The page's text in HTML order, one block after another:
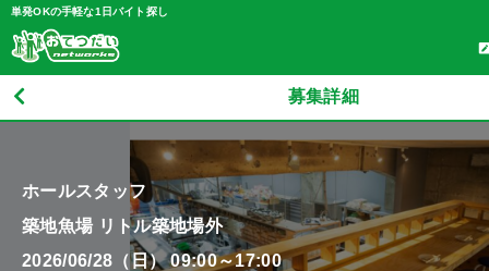
単発OKの手軽な1日バイト探し
募集詳細
ホールスタッフ
築地魚場 リトル築地場外
2026/06/28（日） 09:00～17:00